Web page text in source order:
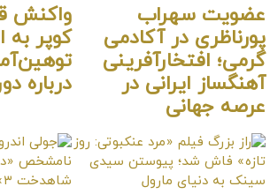
در
واکنش قاطعانه الکس
کوپر به اظهارات
توهین‌آمیز کاربران
درباره دوران بارداری‌اش